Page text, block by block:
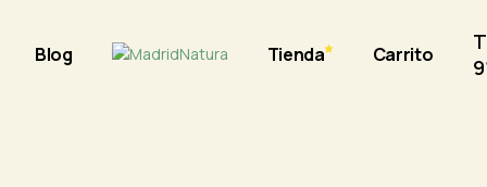
Blog Tienda Carrito